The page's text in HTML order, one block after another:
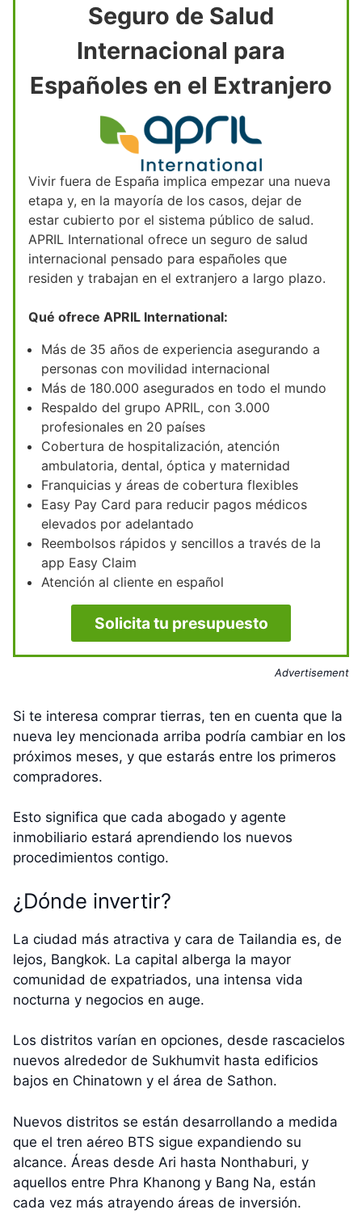
Seguro de Salud
Internacional para
Españoles en el Extranjero
Vivir fuera de España implica empezar una nueva
etapa y, en la mayoría de los casos, dejar de
estar cubierto por el sistema público de salud.
APRIL International ofrece un seguro de salud
internacional pensado para españoles que
residen y trabajan en el extranjero a largo plazo.
Qué ofrece APRIL International:
Más de 35 años de experiencia asegurando a
personas con movilidad internacional
Más de 180.000 asegurados en todo el mundo
Respaldo del grupo APRIL, con 3.000
profesionales en 20 países
Cobertura de hospitalización, atención
ambulatoria, dental, óptica y maternidad
Franquicias y áreas de cobertura flexibles
Easy Pay Card para reducir pagos médicos
elevados por adelantado
Reembolsos rápidos y sencillos a través de la
app Easy Claim
Atención al cliente en español
Solicita tu presupuesto
Advertisement
Si te interesa comprar tierras, ten en cuenta que la
nueva ley mencionada arriba podría cambiar en los
próximos meses, y que estarás entre los primeros
compradores.
Esto significa que cada abogado y agente
inmobiliario estará aprendiendo los nuevos
procedimientos contigo.
¿Dónde invertir?
La ciudad más atractiva y cara de Tailandia es, de
lejos, Bangkok. La capital alberga la mayor
comunidad de expatriados, una intensa vida
nocturna y negocios en auge.
Los distritos varían en opciones, desde rascacielos
nuevos alrededor de Sukhumvit hasta edificios
bajos en Chinatown y el área de Sathon.
Nuevos distritos se están desarrollando a medida
que el tren aéreo BTS sigue expandiendo su
alcance. Áreas desde Ari hasta Nonthaburi, y
aquellos entre Phra Khanong y Bang Na, están
cada vez más atrayendo áreas de inversión.